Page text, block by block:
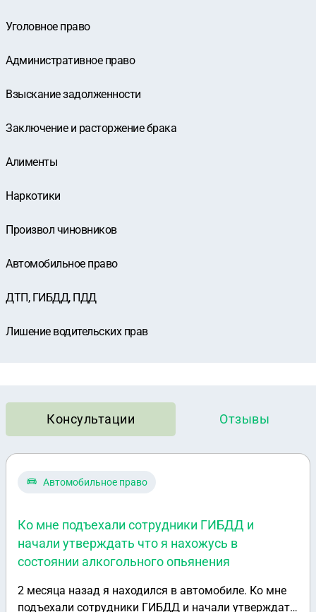
Уголовное право
Административное право
Взыскание задолженности
Заключение и расторжение брака
Алименты
Наркотики
Произвол чиновников
Автомобильное право
ДТП, ГИБДД, ПДД
Лишение водительских прав
Консультации Отзывы
Автомобильное право
Ко мне подъехали сотрудники ГИБДД и
начали утверждать что я нахожусь в
состоянии алкогольного опьянения
2 месяца назад я находился в автомобиле. Ко мне
подъехали сотрудники ГИБДД и начали утверждать